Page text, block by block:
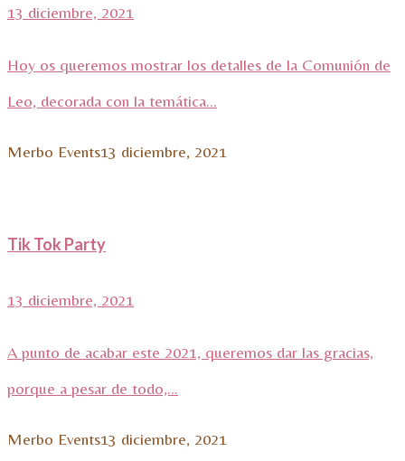
13 diciembre, 2021
Hoy os queremos mostrar los detalles de la Comunión de
Leo, decorada con la temática...
Merbo Events13 diciembre, 2021
Tik Tok Party
13 diciembre, 2021
A punto de acabar este 2021, queremos dar las gracias,
porque a pesar de todo,...
Merbo Events13 diciembre, 2021